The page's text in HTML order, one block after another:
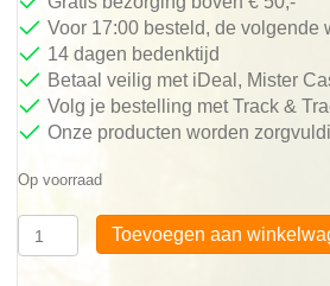
Voor 17:00 besteld, de volgende
14 dagen bedenktijd
Betaal veilig met iDeal, Mister
Volg je bestelling met Track &
Onze producten worden
Op voorraad
ronde
Toevoegen aan